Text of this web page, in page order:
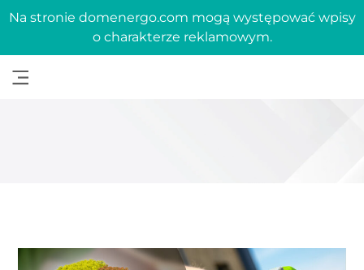
Na stronie domenergo.com mogą występować wpisy
o charakterze reklamowym.